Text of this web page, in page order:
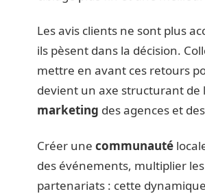
Les avis clients ne sont plus
ils pèsent dans la décision.
mettre en avant ces retours
devient un axe structurant de
marketing des agences et
Créer une communauté
des événements, multiplier les
partenariats : cette